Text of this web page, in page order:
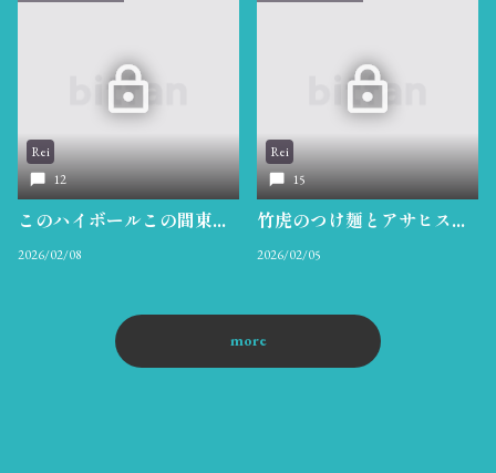
Rei
12
このハイボールこの間東京に行った時、初めて飲んで美味しかったのでRei's HOPEにシェアします！
2026/02/08
Rei
15
竹虎のつけ麺とアサヒスーパードライ優勝でした😋
2026/02/05
more